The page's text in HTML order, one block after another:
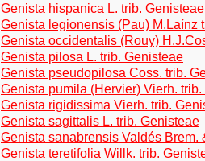
Genista hispanica L. trib. Genisteae
Genista legionensis (Pau) M.Laínz
Genista occidentalis (Rouy)
Genista pilosa L. trib. Genisteae
Genista pseudopilosa Coss. trib.
Genista pumila (Hervier) Vierh.
Genista rigidissima Vierh. trib.
Genista sagittalis L. trib. Genisteae
Genista sanabrensis Valdés Brem.
Genista teretifolia Willk. trib.